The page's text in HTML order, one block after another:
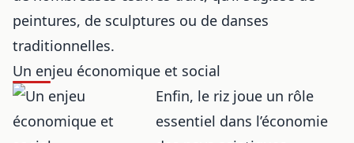
peintures, de sculptures ou de danses
traditionnelles.
Un enjeu économique et social
Enfin, le riz joue un rôle
essentiel dans l’économie